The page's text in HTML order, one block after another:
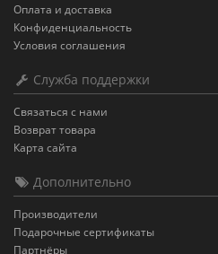
Оплата и доставка
Конфиденциальность
Условия соглашения
Служба поддержки
Связаться с нами
Возврат товара
Карта сайта
Дополнительно
Производители
Подарочные сертификаты
Партнёры